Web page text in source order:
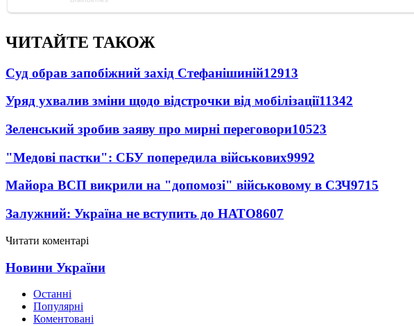
ЧИТАЙТЕ ТАКОЖ
Суд обрав запобіжний захід Стефанішиній12913
Уряд ухвалив зміни щодо відстрочки від мобілізації11342
Зеленський зробив заяву про мирні переговори10523
"Медові пастки": СБУ попередила військових9992
Майора ВСП викрили на "допомозі" військовому в СЗЧ9715
Залужний: Україна не вступить до НАТО8607
Читати коментарі
Новини України
Останні
Популярні
Коментовані